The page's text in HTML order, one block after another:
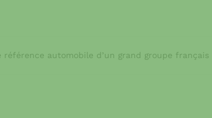
référence automobile d’un grand groupe français